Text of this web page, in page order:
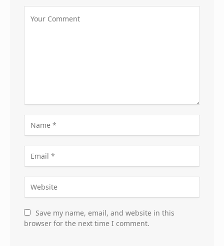
Save my name, email, and website in this
browser for the next time I comment.